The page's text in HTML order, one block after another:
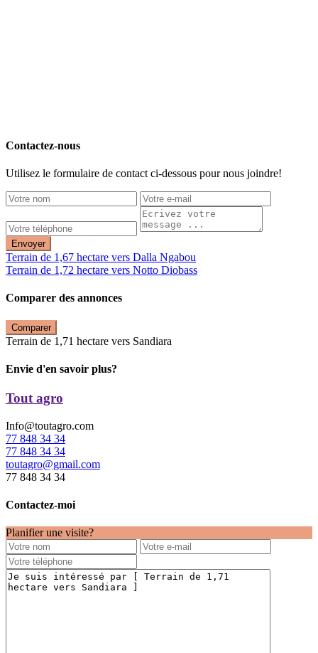
Contactez-nous
Utilisez le formulaire de contact ci-dessous pour nous joindre!
Envoyer
Terrain de 1,67 hectare vers Dalla Ngabou
Terrain de 1,72 hectare vers Notto Diobass
Comparer des annonces
Comparer
Terrain de 1,71 hectare vers Sandiara
Envie d'en savoir plus?
Tout agro
Info@toutagro.com
77 848 34 34
77 848 34 34
toutagro@gmail.com
77 848 34 34
Contactez-moi
Planifier une visite?